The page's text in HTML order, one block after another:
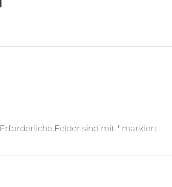
Erforderliche Felder sind mit * markiert